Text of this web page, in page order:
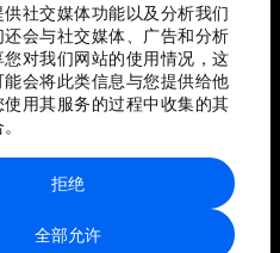
社交媒体功能以及分析我们
还会与社交媒体、广告和分析
对我们网站的使用情况，这
会将此类信息与您提供给他
用其服务的过程中收集的其
全部允许
拒绝